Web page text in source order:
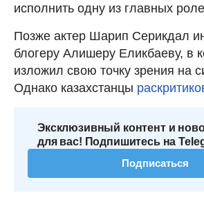
исполнить одну из главных
Позже актер Шарип Серикдал
блогеру Алишеру Еликбаеву, в
изложил свою точку зрения на
Однако казахстанцы
Эксклюзивный контент и
для вас! Подпишитесь на
Подписаться